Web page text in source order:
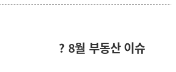
? 8월 부동산 이슈